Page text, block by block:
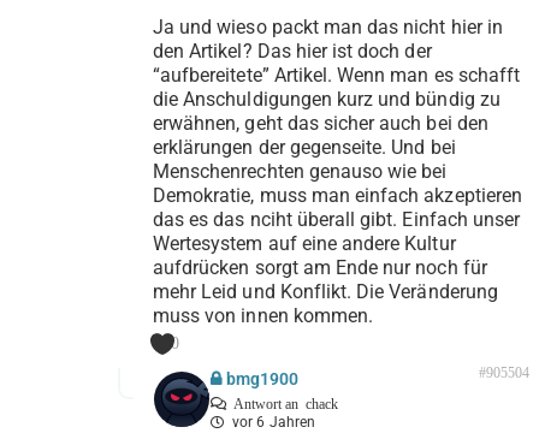
Ja und wieso packt man das nicht hier in
den Artikel? Das hier ist doch der
“aufbereitete” Artikel. Wenn man es schafft
die Anschuldigungen kurz und bündig zu
erwähnen, geht das sicher auch bei den
erklärungen der gegenseite. Und bei
Menschenrechten genauso wie bei
Demokratie, muss man einfach akzeptieren
das es das nciht überall gibt. Einfach unser
Wertesystem auf eine andere Kultur
aufdrücken sorgt am Ende nur noch für
mehr Leid und Konflikt. Die Veränderung
muss von innen kommen.
0
bmg1900
Antwort an chack
vor 6 Jahren
#905504